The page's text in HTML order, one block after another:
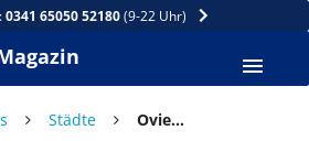
0341 65050 52180(9-22 Uhr)
Städte Oviedo im Norden Spaniens